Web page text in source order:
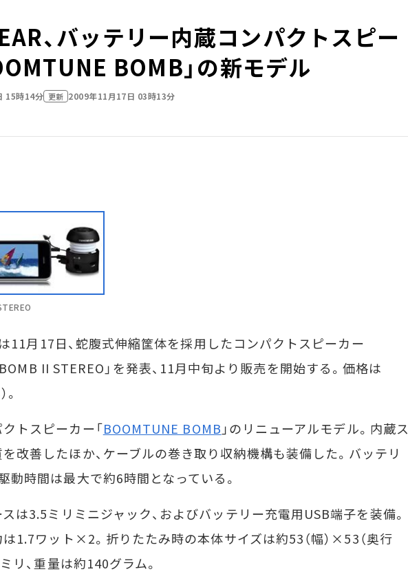
、バッテリー内蔵コンパクトスピー
BOMB」の新モデル
15時14分 更新 2009年11月17日 03時13分
11月17日、蛇腹式伸縮筐体を採用したコンパクトスピーカー
II STEREO」を発表、11月中旬より販売を開始する。価格は
トスピーカー「BOOMTUNE BOMB 」のリニューアルモデル。内蔵ス
改善したほか、ケーブルの巻き取り収納機構も装備した。バッテリ
動時間は最大で約6時間となっている。
は3.5ミリミニジャック、およびバッテリー充電用USB端子を装備。
1.7ワット×2。折りたたみ時の本体サイズは約53（幅）×53（奥行
リ、重量は約140グラム。